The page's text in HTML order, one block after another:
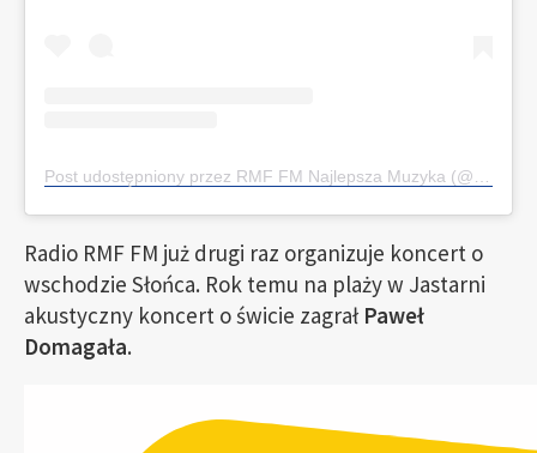
Radio RMF FM już drugi raz organizuje koncert o
wschodzie Słońca. Rok temu na plaży w Jastarni
akustyczny koncert o świcie zagrał Paweł
Domagała.